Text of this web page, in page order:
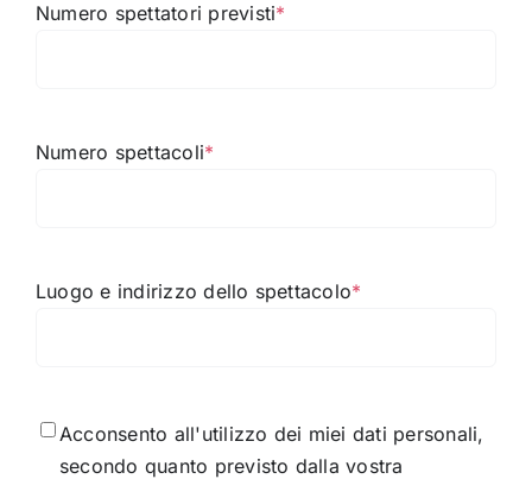
Numero spettatori previsti*
Numero spettacoli*
Luogo e indirizzo dello spettacolo*
Consenso*
Acconsento all'utilizzo dei miei dati personali,
secondo quanto previsto dalla vostra